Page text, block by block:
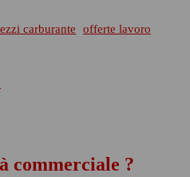
carburante
offerte lavoro
commerciale ?